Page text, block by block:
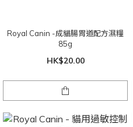
Royal Canin -成貓腸胃道配方濕糧
85g
HK$20.00